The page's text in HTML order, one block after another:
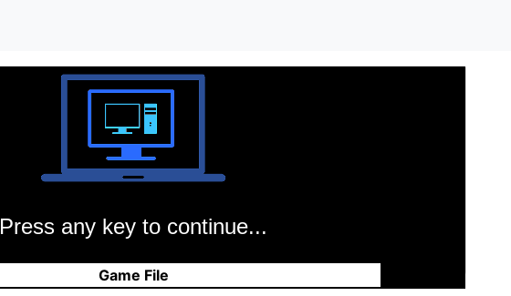
Press any key to continue...
Game File